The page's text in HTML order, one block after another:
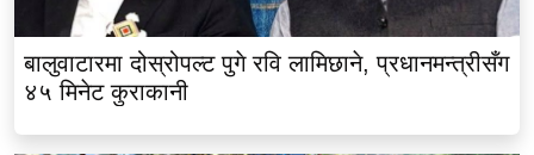
बालुवाटारमा दोस्रोपल्ट पुगे रवि लामिछाने, प्रधानमन्त्रीसँग
४५ मिनेट कुराकानी